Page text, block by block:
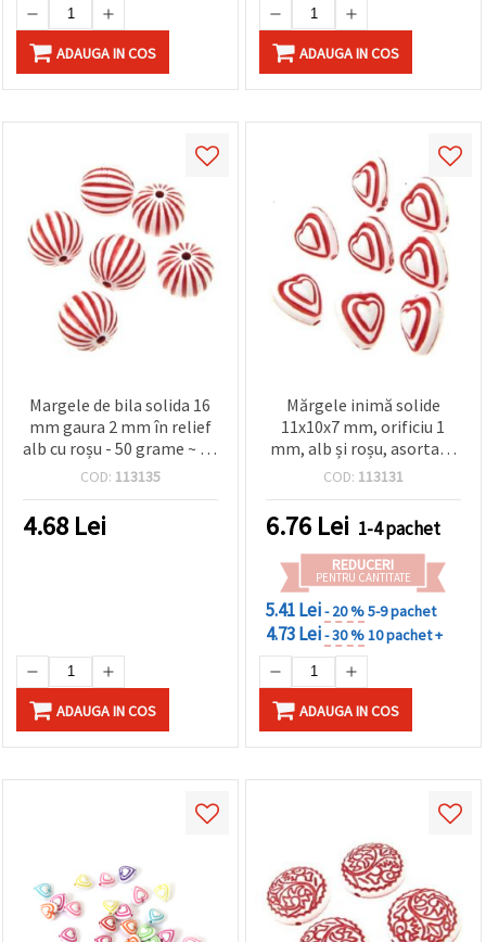
ADAUGA IN COS ADAUGA IN COS
Margele de bila solida 16
mm gaura 2 mm în relief
alb cu roșu - 50 grame ~ 22
buc
COD: 113135
4.68 Lei
ADAUGA IN COS
Mărgele inimă solide
11x10x7 mm, orificiu 1
mm, alb și roșu, asortate
- 50 g (~135 buc.)
COD: 113131
6.76 Lei 1-4 pachet
REDUCERI
PENTRU CANTITATE
5.41 Lei- 20 %5-9 pachet
4.73 Lei- 30 %10 pachet +
ADAUGA IN COS